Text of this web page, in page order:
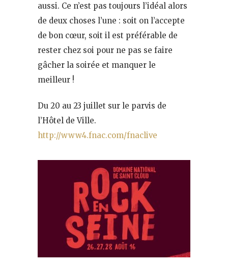
aussi. Ce n’est pas toujours l’idéal alors
de deux choses l’une : soit on l’accepte
de bon cœur, soit il est préférable de
rester chez soi pour ne pas se faire
gâcher la soirée et manquer le
meilleur !
Du 20 au 23 juillet sur le parvis de
l’Hôtel de Ville.
http://www4.fnac.com/fnaclive